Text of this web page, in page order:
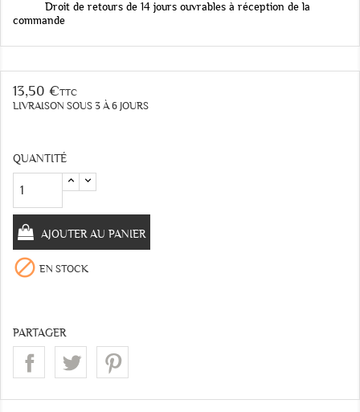
Droit de retours de 14 jours ouvrables à réception de la
commande
13,50 €TTC
LIVRAISON SOUS 3 À 6 JOURS
QUANTITÉ
AJOUTER AU PANIER
 EN STOCK
PARTAGER